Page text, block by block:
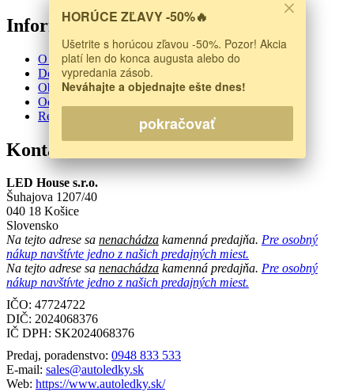
Informácie
O nás
Doprava a platba
Obchodné podmienky
Odstúpenie od zmluvy
Reklamačný protokol
Kontakt
LED House s.r.o.
Šuhajova 1207/40
040 18 Košice
Slovensko
Na tejto adrese sa nenachádza kamenná predajňa. Pre osobný
nákup navštívte jedno z našich predajných miest.
Na tejto adrese sa nenachádza kamenná predajňa. Pre osobný
nákup navštívte jedno z našich predajných miest.
IČO: 47724722
DIČ: 2024068376
IČ DPH: SK2024068376
Predaj, poradenstvo: 0948 833 533
E-mail: sales@autoledky.sk
Web: https://www.autoledky.sk/
HORÚCE ZĽAVY -50%🔥
Ušetrite s horúcou zľavou -50%. Pozor! Akcia
platí len do konca augusta alebo do
vypredania zásob.
Neváhajte a objednajte ešte dnes!
pokračovať